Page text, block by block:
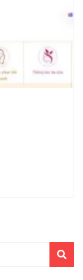
TÌM
KIẾM